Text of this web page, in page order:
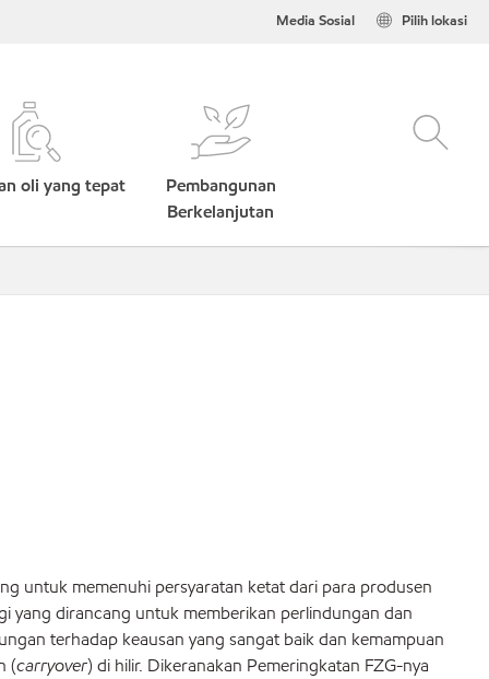
Pilih lokasi
Media Sosial
oli yang tepat
Pembangunan
Berkelanjutan
untuk memenuhi persyaratan ketat dari para produsen
yang dirancang untuk memberikan perlindungan dan
terhadap keausan yang sangat baik dan kemampuan
(carryover) di hilir. Dikeranakan Pemeringkatan FZG-nya